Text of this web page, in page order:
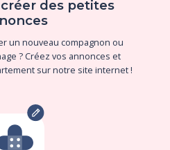
des petites
un nouveau compagnon ou
? Créez vos annonces et
sur notre site internet !